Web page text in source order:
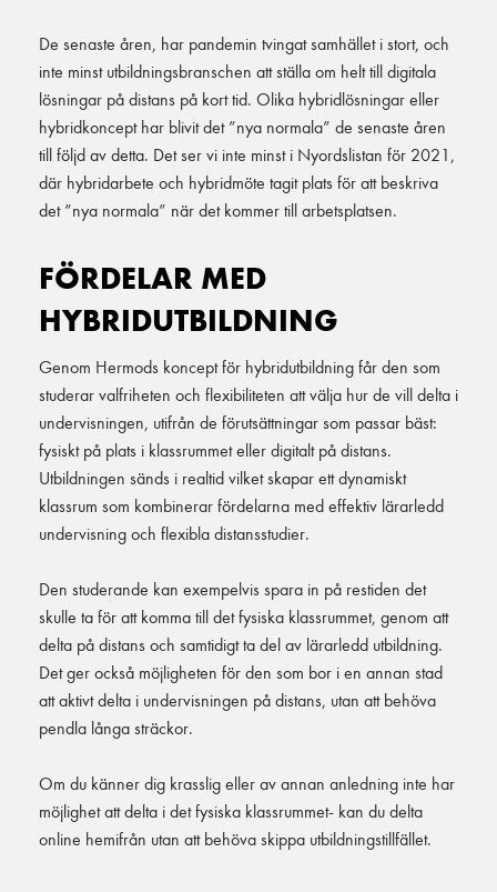
De senaste åren, har pandemin tvingat samhället i stort, och
inte minst utbildningsbranschen att ställa om helt till digitala
lösningar på distans på kort tid. Olika hybridlösningar eller
hybridkoncept har blivit det ”nya normala” de senaste åren
till följd av detta. Det ser vi inte minst i Nyordslistan för 2021,
där hybridarbete och hybridmöte tagit plats för att beskriva
det ”nya normala” när det kommer till arbetsplatsen.
FÖRDELAR MED
HYBRIDUTBILDNING
Genom Hermods koncept för hybridutbildning får den som
studerar valfriheten och flexibiliteten att välja hur de vill delta i
undervisningen, utifrån de förutsättningar som passar bäst:
fysiskt på plats i klassrummet eller digitalt på distans.
Utbildningen sänds i realtid vilket skapar ett dynamiskt
klassrum som kombinerar fördelarna med effektiv lärarledd
undervisning och flexibla distansstudier.
Den studerande kan exempelvis spara in på restiden det
skulle ta för att komma till det fysiska klassrummet, genom att
delta på distans och samtidigt ta del av lärarledd utbildning.
Det ger också möjligheten för den som bor i en annan stad
att aktivt delta i undervisningen på distans, utan att behöva
pendla långa sträckor.
Om du känner dig krasslig eller av annan anledning inte har
möjlighet att delta i det fysiska klassrummet- kan du delta
online hemifrån utan att behöva skippa utbildningstillfället.